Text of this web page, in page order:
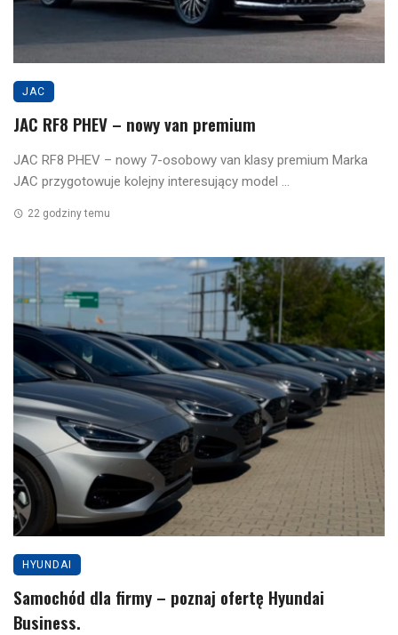
JAC
JAC RF8 PHEV – nowy van premium
JAC RF8 PHEV – nowy 7-osobowy van klasy premium Marka
JAC przygotowuje kolejny interesujący model ...
22 godziny temu
HYUNDAI
Samochód dla firmy – poznaj ofertę Hyundai
Business.